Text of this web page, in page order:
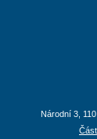
Národní 3,